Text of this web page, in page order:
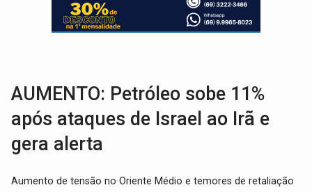
EXPANSÃO: Grupo Nova Era amplia presença em PVH e transforma Aramix
AUMENTO: Petróleo sobe 11%
após ataques de Israel ao Irã e
gera alerta
Aumento de tensão no Oriente Médio e temores de retaliação